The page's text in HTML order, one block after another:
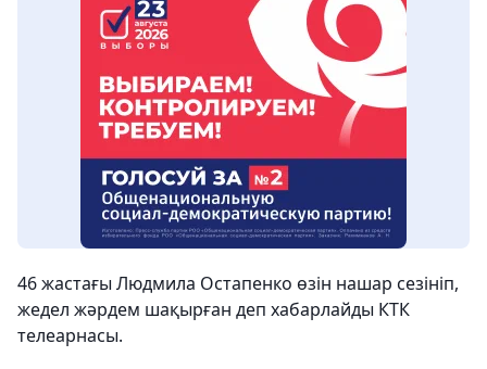
46 жастағы Людмила Остапенко өзін нашар сезініп,
жедел жәрдем шақырған деп хабарлайды КТК
телеарнасы.